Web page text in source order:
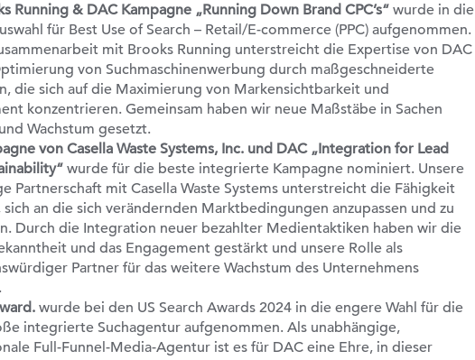
Running & DAC Kampagne „Running Down Brand CPC’s“ wurde in die
für Best Use of Search – Retail/E-commerce (PPC) aufgenommen.
mit Brooks Running unterstreicht die Expertise von DAC
von Suchmaschinenwerbung durch maßgeschneiderte
die sich auf die Maximierung von Markensichtbarkeit und
konzentrieren. Gemeinsam haben wir neue Maßstäbe in Sachen
Wachstum gesetzt.
von Casella Waste Systems, Inc. und DAC „Integration for Lead
wurde für die beste integrierte Kampagne nominiert. Unsere
Partnerschaft mit Casella Waste Systems unterstreicht die Fähigkeit
sich an die sich verändernden Marktbedingungen anzupassen und zu
Durch die Integration neuer bezahlter Medientaktiken haben wir die
und das Engagement gestärkt und unsere Rolle als
Partner für das weitere Wachstum des Unternehmens
wurde bei den US Search Awards 2024 in die engere Wahl für die
integrierte Suchagentur aufgenommen. Als unabhängige,
Full-Funnel-Media-Agentur ist es für DAC eine Ehre, in dieser